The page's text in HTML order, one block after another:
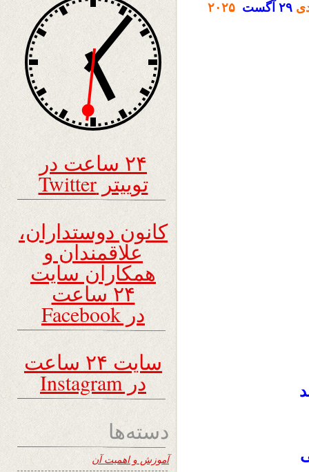
۲۹ آگست ۲۰۲۵
۲۴ ساعت در
توییتر Twitter
کانون دوستداران،
علاقمندان و
همکاران سایت
۲۴ ساعت
در Facebook
سایت ۲۴ ساعت
در Instagram
دسته‌ها
آموزش و اهمیت آن